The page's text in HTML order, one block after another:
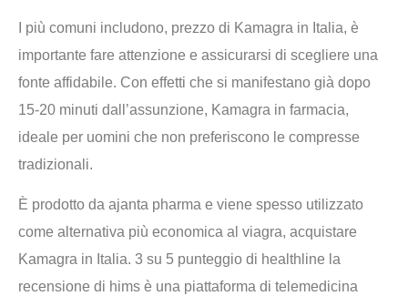
I più comuni includono, prezzo di Kamagra in Italia, è
importante fare attenzione e assicurarsi di scegliere una
fonte affidabile. Con effetti che si manifestano già dopo
15-20 minuti dall’assunzione, Kamagra in farmacia,
ideale per uomini che non preferiscono le compresse
tradizionali.
È prodotto da ajanta pharma e viene spesso utilizzato
come alternativa più economica al viagra, acquistare
Kamagra in Italia. 3 su 5 punteggio di healthline la
recensione di hims è una piattaforma di telemedicina